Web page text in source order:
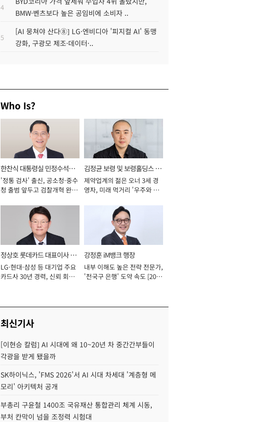
4
BMW·벤츠보다 높은 공임비에 소비자 ..
5
[AI 뭉쳐야 산다⑧] LG·엔비디아 '피지컬 AI' 동맹
강화, 구광모 제조·데이터·..
Who Is?
한찬식 대통령실 민정수석비
서관
'정통 검사' 출신, 공소청·중수
청 출범 앞두고 검찰개혁 완수
김정균 보령 및 보령홀딩스 대
표이사 사장
제약업계의 젊은 오너 3세 경
영자, 미래 먹거리 '우주와 헬
정상호 롯데카드 대표이사 사
장
LG·현대·삼성 등 대기업 주요
카드사 30년 경력, 신뢰 회복
강정훈 iM뱅크 행장
내부 이해도 높은 전략 전문가,
'전국구 은행' 도약 속도 [2026
최신기사
[이현승 칼럼] AI 시대에 왜 10~20년 차 중간간부들이
각광을 받게 됐을까
SK하이닉스, 'FMS 2026'서 AI 시대 차세대 '계층형 메
모리' 아키텍처 공개
부총리 구윤철 1400조 국유재산 통합관리 체계 시동,
부처 칸막이 넘을 조정력 시험대